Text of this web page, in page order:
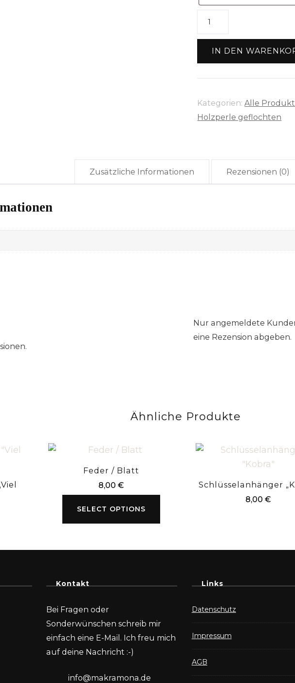
IN DEN
Kategorien:Alle
Holzperle geflochten
Zusätzliche Informationen Rezensionen (0)
Nur angemeldete
eine Rezension abgeben.
Ähnliche Produkte
Feder / Blatt
8,00 €
SELECT OPTIONS
Schlüsselanhänger
8,00€
Kontakt
Bei Fragen oder
Sonderwünschen schreib mir
einfach eine E-Mail. Ich freu mich
auf deine Nachricht :-)
info@makramona.de
Links
Datenschutz
Impressum
AGB